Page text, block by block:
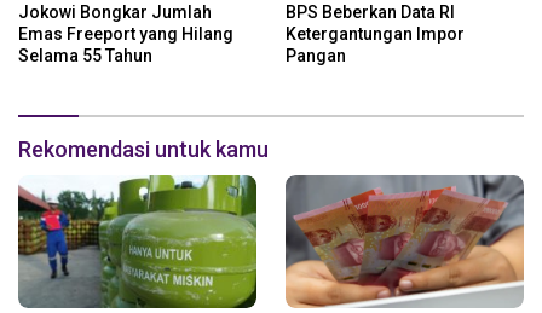
Jokowi Bongkar Jumlah
Emas Freeport yang Hilang
Selama 55 Tahun
BPS Beberkan Data RI
Ketergantungan Impor
Pangan
Rekomendasi untuk kamu